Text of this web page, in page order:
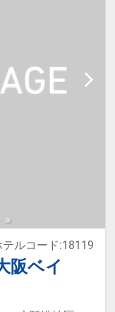
未就学児)
合は「施
い寝不可
地払いと
阪ベイ
テルコード:18119